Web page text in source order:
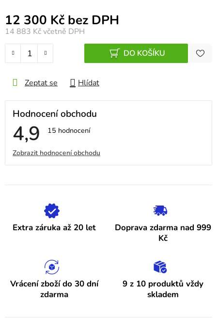
14 883 Kčvčetně DPH
12 300 Kč bez DPH
Měrná cena:
DO KOŠÍKU
Zeptat se Hlídat
Hodnocení obchodu
4,9 Průměrné
je
hvězdiček.
15 hodnocení
V
ý
p
h
o
e
Zobrazit hodnocení obchodu
Extra záruka až 20 let
Doprava zdarma nad 999
Kč
Vrácení zboží do 30 dní
zdarma
9 z 10 produktů vždy
skladem